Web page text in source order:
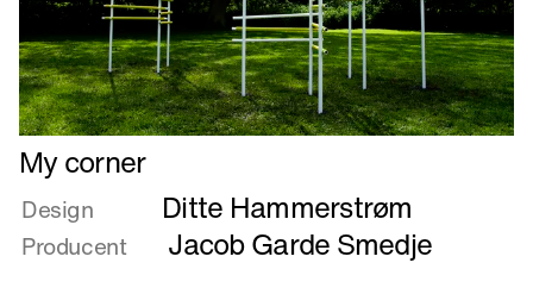
Læs
mere
om
My
corner
My corner
Design Ditte Hammerstrøm
Producent Jacob Garde Smedje